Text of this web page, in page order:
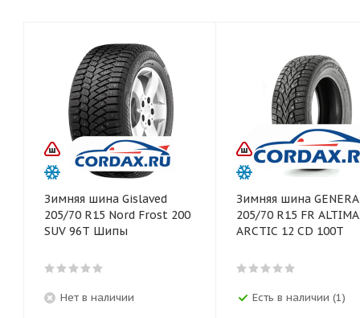
Зимняя шина Gislaved
205/70 R15 Nord Frost 200
SUV 96T Шипы
Нет в наличии
Зимняя шина
205/70 R15 FR
ARCTIC 12 CD 100T
Есть в наличии (1)